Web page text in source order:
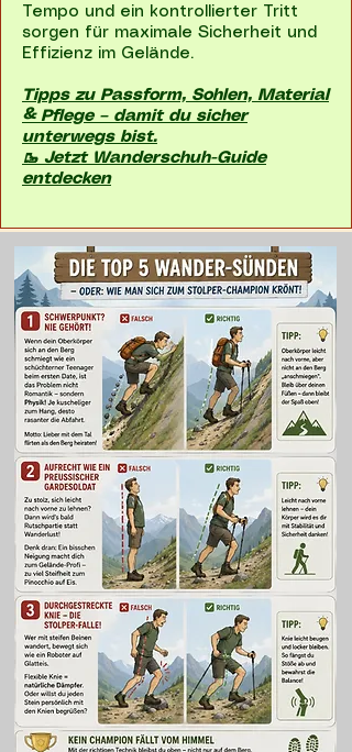
Tempo und ein kontrollierter Tritt
sorgen für maximale Sicherheit und
Effizienz im Gelände.
Tipps zu Passform, Sohlen, Material
& Pflege – damit du sicher
unterwegs bist.
🥾 Jetzt Wanderschuh-Guide
entdecken